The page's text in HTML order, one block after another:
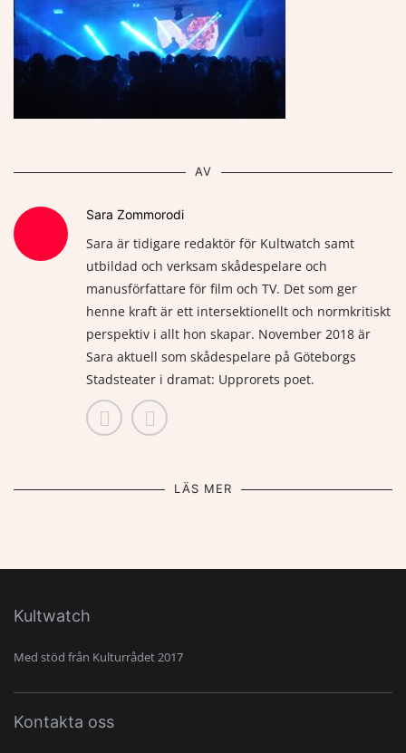
AV
Sara Zommorodi
Sara är tidigare redaktör för Kultwatch samt
utbildad och verksam skådespelare och
manusförfattare för film och TV. Det som ger
henne kraft är ett intersektionellt och normkritiskt
perspektiv i allt hon skapar. November 2018 är
Sara aktuell som skådespelare på Göteborgs
Stadsteater i dramat: Upprorets poet.
LÄS MER
Kultwatch
Med stöd från Kulturrådet 2017
Kontakta oss